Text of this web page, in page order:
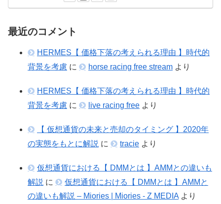
最近のコメント
HERMES【 価格下落の考えられる理由 】時代的
背景を考慮 に horse racing free stream より
HERMES【 価格下落の考えられる理由 】時代的
背景を考慮 に live racing free より
【 仮想通貨の未来と売却のタイミング 】2020年
の実態をもとに解説 に tracie より
仮想通貨における【 DMMとは 】AMMとの違いも
解説 に
仮想通貨における【 DMMとは 】AMMと
の違いも解説 – Miories | Miories - Z MEDIA より